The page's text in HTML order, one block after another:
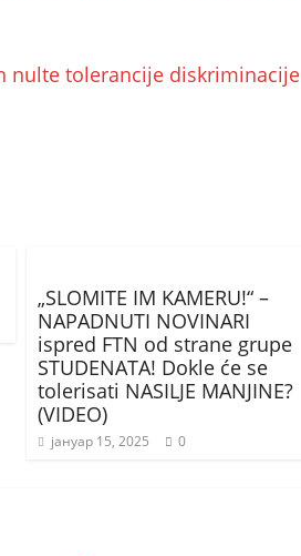
nulte tolerancije diskriminacije
„SLOMITE IM KAMERU!“ –
NAPADNUTI NOVINARI
ispred FTN od strane grupe
STUDENATA! Dokle će se
tolerisati NASILJE MANJINE?
(VIDEO)
јануар 15, 2025 0